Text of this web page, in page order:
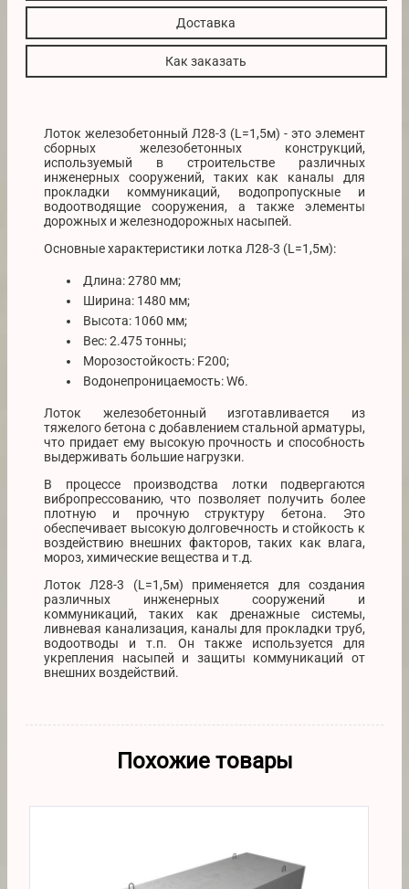
Доставка
Как заказать
Лоток железобетонный Л28-3 (L=1,5м) - это элемент
сборных железобетонных конструкций,
используемый в строительстве различных
инженерных сооружений, таких как каналы для
прокладки коммуникаций, водопропускные и
водоотводящие сооружения, а также элементы
дорожных и железнодорожных насыпей.
Основные характеристики лотка Л28-3 (L=1,5м):
Длина: 2780 мм;
Ширина: 1480 мм;
Высота: 1060 мм;
Вес: 2.475 тонны;
Морозостойкость: F200;
Водонепроницаемость: W6.
Лоток железобетонный изготавливается из
тяжелого бетона с добавлением стальной арматуры,
что придает ему высокую прочность и способность
выдерживать большие нагрузки.
В процессе производства лотки подвергаются
вибропрессованию, что позволяет получить более
плотную и прочную структуру бетона. Это
обеспечивает высокую долговечность и стойкость к
воздействию внешних факторов, таких как влага,
мороз, химические вещества и т.д.
Лоток Л28-3 (L=1,5м) применяется для создания
различных инженерных сооружений и
коммуникаций, таких как дренажные системы,
ливневая канализация, каналы для прокладки труб,
водоотводы и т.п. Он также используется для
укрепления насыпей и защиты коммуникаций от
внешних воздействий.
Похожие товары